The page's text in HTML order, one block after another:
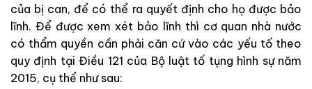
của bị can, để có thể ra quyết định cho họ được bảo
lĩnh. Để được xem xét bảo lĩnh thì cơ quan nhà nước
có thẩm quyền cần phải căn cứ vào các yếu tố theo
quy định tại Điều 121 của Bộ luật tố tụng hình sự năm
2015, cụ thể như sau: